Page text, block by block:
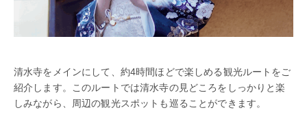
清水寺をメインにして、約4時間ほどで楽しめる観光ルートをご
紹介します。このルートでは清水寺の見どころをしっかりと楽
しみながら、周辺の観光スポットも巡ることができます。